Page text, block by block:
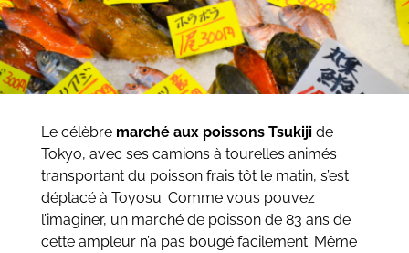
Le célèbre marché aux poissons Tsukijide
Tokyo, avec ses camions à tourelles animés
transportant du poisson frais tôt le matin, s’est
déplacé à Toyosu. Comme vous pouvez
l’imaginer, un marché de poisson de 83 ans de
cette ampleur n’a pas bougé facilement. Même